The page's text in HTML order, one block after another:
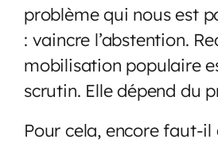
problème qui nous est
: vaincre l’abstention.
mobilisation populaire
scrutin. Elle dépend du
Pour cela, encore faut-il